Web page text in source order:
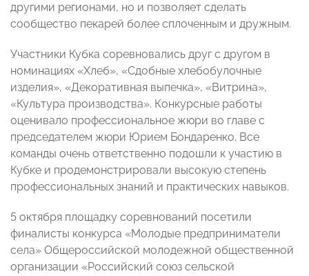
другими регионами, но и позволяет сделать
сообщество пекарей более сплоченным и дружным.
Участники Кубка соревновались друг с другом в
номинациях «Хлеб», «Сдобные хлебобулочные
изделия», «Декоративная выпечка», «Витрина»,
«Культура производства». Конкурсные работы
оценивало профессиональное жюри во главе с
председателем жюри Юрием Бондаренко. Все
команды очень ответственно подошли к участию в
Кубке и продемонстрировали высокую степень
профессиональных знаний и практических навыков.
5 октября площадку соревнований посетили
финалисты конкурса «Молодые предприниматели
села» Общероссийской молодежной общественной
организации «Российский союз сельской